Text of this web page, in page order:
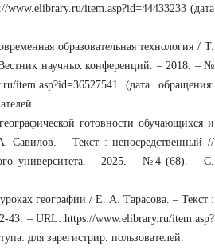
item.asp?id=44433233 (дата
образовательная технология / Т.
научных конференций. – 2018. – №
(дата обращения:
готовности обучающихся и
Савилов. – Текст : непосредственный //
университета. – 2025. – №4 (68). – С.
географии / Е. А. Тарасова. – Текст :
– URL: https://www.elibrary.ru/item.asp?
для зарегистрир. пользователей.